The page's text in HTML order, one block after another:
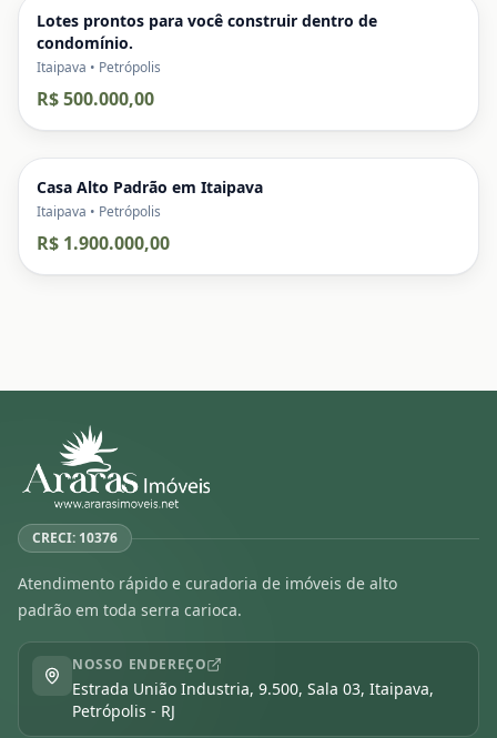
Lotes prontos para você construir dentro de
condomínio.
Itaipava • Petrópolis
R$ 500.000,00
Casa Alto Padrão em Itaipava
Itaipava • Petrópolis
R$ 1.900.000,00
CRECI: 10376
Atendimento rápido e curadoria de imóveis de alto
padrão em toda serra carioca.
NOSSO ENDEREÇO
Estrada União Industria, 9.500, Sala 03, Itaipava,
Petrópolis - RJ